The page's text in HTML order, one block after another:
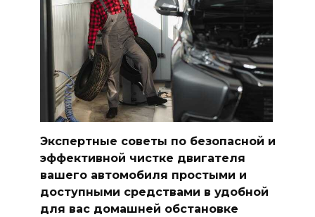
Экспертные советы по безопасной и
эффективной чистке двигателя
вашего автомобиля простыми и
доступными средствами в удобной
для вас домашней обстановке